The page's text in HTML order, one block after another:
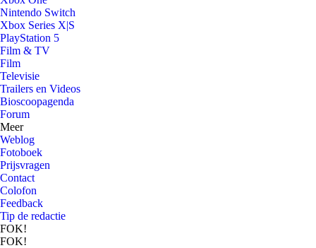
Nintendo Switch
Xbox Series X|S
PlayStation 5
Film & TV
Film
Televisie
Trailers en Videos
Bioscoopagenda
Forum
Meer
Weblog
Fotoboek
Prijsvragen
Contact
Colofon
Feedback
Tip de redactie
FOK!
FOK!